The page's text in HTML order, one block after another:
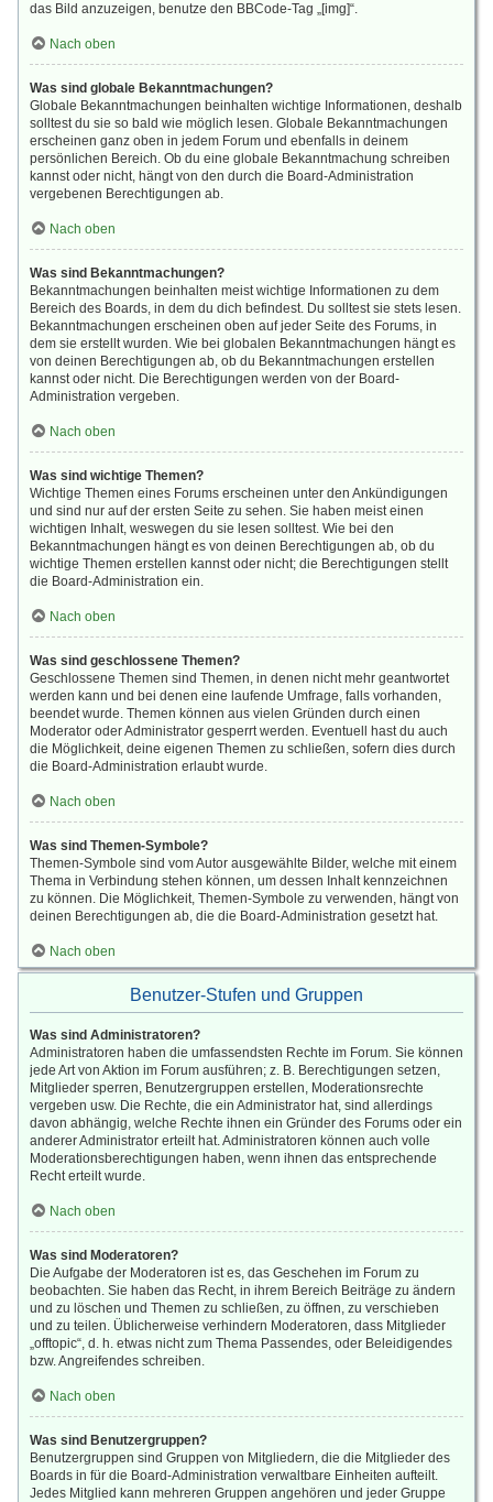
das Bild anzuzeigen, benutze den BBCode-Tag „[img]“.
Nach oben
Was sind globale Bekanntmachungen?
Globale Bekanntmachungen beinhalten wichtige Informationen, deshalb
solltest du sie so bald wie möglich lesen. Globale Bekanntmachungen
erscheinen ganz oben in jedem Forum und ebenfalls in deinem
persönlichen Bereich. Ob du eine globale Bekanntmachung schreiben
kannst oder nicht, hängt von den durch die Board-Administration
vergebenen Berechtigungen ab.
Nach oben
Was sind Bekanntmachungen?
Bekanntmachungen beinhalten meist wichtige Informationen zu dem
Bereich des Boards, in dem du dich befindest. Du solltest sie stets lesen.
Bekanntmachungen erscheinen oben auf jeder Seite des Forums, in
dem sie erstellt wurden. Wie bei globalen Bekanntmachungen hängt es
von deinen Berechtigungen ab, ob du Bekanntmachungen erstellen
kannst oder nicht. Die Berechtigungen werden von der Board-
Administration vergeben.
Nach oben
Was sind wichtige Themen?
Wichtige Themen eines Forums erscheinen unter den Ankündigungen
und sind nur auf der ersten Seite zu sehen. Sie haben meist einen
wichtigen Inhalt, weswegen du sie lesen solltest. Wie bei den
Bekanntmachungen hängt es von deinen Berechtigungen ab, ob du
wichtige Themen erstellen kannst oder nicht; die Berechtigungen stellt
die Board-Administration ein.
Nach oben
Was sind geschlossene Themen?
Geschlossene Themen sind Themen, in denen nicht mehr geantwortet
werden kann und bei denen eine laufende Umfrage, falls vorhanden,
beendet wurde. Themen können aus vielen Gründen durch einen
Moderator oder Administrator gesperrt werden. Eventuell hast du auch
die Möglichkeit, deine eigenen Themen zu schließen, sofern dies durch
die Board-Administration erlaubt wurde.
Nach oben
Was sind Themen-Symbole?
Themen-Symbole sind vom Autor ausgewählte Bilder, welche mit einem
Thema in Verbindung stehen können, um dessen Inhalt kennzeichnen
zu können. Die Möglichkeit, Themen-Symbole zu verwenden, hängt von
deinen Berechtigungen ab, die die Board-Administration gesetzt hat.
Nach oben
Benutzer-Stufen und Gruppen
Was sind Administratoren?
Administratoren haben die umfassendsten Rechte im Forum. Sie können
jede Art von Aktion im Forum ausführen; z. B. Berechtigungen setzen,
Mitglieder sperren, Benutzergruppen erstellen, Moderationsrechte
vergeben usw. Die Rechte, die ein Administrator hat, sind allerdings
davon abhängig, welche Rechte ihnen ein Gründer des Forums oder ein
anderer Administrator erteilt hat. Administratoren können auch volle
Moderationsberechtigungen haben, wenn ihnen das entsprechende
Recht erteilt wurde.
Nach oben
Was sind Moderatoren?
Die Aufgabe der Moderatoren ist es, das Geschehen im Forum zu
beobachten. Sie haben das Recht, in ihrem Bereich Beiträge zu ändern
und zu löschen und Themen zu schließen, zu öffnen, zu verschieben
und zu teilen. Üblicherweise verhindern Moderatoren, dass Mitglieder
„offtopic“, d. h. etwas nicht zum Thema Passendes, oder Beleidigendes
bzw. Angreifendes schreiben.
Nach oben
Was sind Benutzergruppen?
Benutzergruppen sind Gruppen von Mitgliedern, die die Mitglieder des
Boards in für die Board-Administration verwaltbare Einheiten aufteilt.
Jedes Mitglied kann mehreren Gruppen angehören und jeder Gruppe